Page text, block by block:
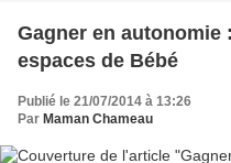
Gagner en autonomie
espaces de Bébé
Publié le 21/07/2014 à 13:26
Par Maman Chameau